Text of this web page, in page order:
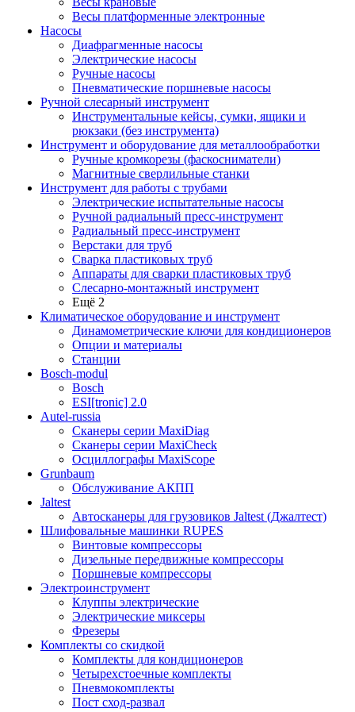
Весы платформенные электронные
Насосы
Диафрагменные насосы
Электрические насосы
Ручные насосы
Пневматические поршневые насосы
Ручной слесарный инструмент
Инструментальные кейсы, сумки, ящики и
рюкзаки (без инструмента)
Инструмент и оборудование для металлообработки
Ручные кромкорезы (фаскосниматели)
Магнитные сверлильные станки
Инструмент для работы с трубами
Электрические испытательные насосы
Ручной радиальный пресс-инструмент
Радиальный пресс-инструмент
Верстаки для труб
Сварка пластиковых труб
Аппараты для сварки пластиковых труб
Слесарно-монтажный инструмент
Ещё 2
Климатическое оборудование и инструмент
Динамометрические ключи для кондиционеров
Опции и материалы
Станции
Bosch-modul
Bosch
ESI[tronic] 2.0
Autel-russia
Сканеры серии MaxiDiag
Сканеры серии MaxiCheck
Осциллографы MaxiScope
Grunbaum
Обслуживание АКПП
Jaltest
Автосканеры для грузовиков Jaltest (Джалтест)
Шлифовальные машинки RUPES
Винтовые компрессоры
Дизельные передвижные компрессоры
Поршневые компрессоры
Электроинструмент
Клуппы электрические
Электрические миксеры
Фрезеры
Комплекты со скидкой
Комплекты для кондиционеров
Четырехстоечные комплекты
Пневмокомплекты
Пост сход-развал